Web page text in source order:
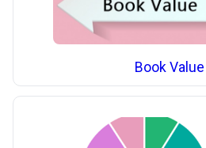
Book Value